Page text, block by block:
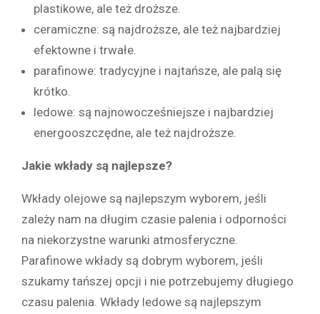
plastikowe, ale też droższe.
ceramiczne: są najdroższe, ale też najbardziej
efektowne i trwałe.
parafinowe: tradycyjne i najtańsze, ale palą się
krótko.
ledowe: są najnowocześniejsze i najbardziej
energooszczędne, ale też najdroższe.
Jakie wkłady są najlepsze?
Wkłady olejowe są najlepszym wyborem, jeśli
zależy nam na długim czasie palenia i odporności
na niekorzystne warunki atmosferyczne.
Parafinowe wkłady są dobrym wyborem, jeśli
szukamy tańszej opcji i nie potrzebujemy długiego
czasu palenia. Wkłady ledowe są najlepszym